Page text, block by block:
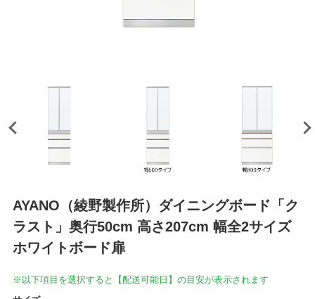
AYANO（綾野製作所）ダイニングボード「ク
ラスト」奥行50cm 高さ207cm 幅全2サイズ
ホワイトボード扉
※以下項目を選択すると【配送可能日】の目安が表示されます